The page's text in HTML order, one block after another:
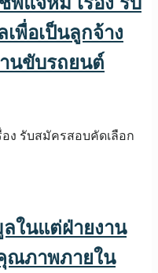
พื่อเป็นลูกจ้าง
นขับรถยนต์
ง รับสมัครสอบคัดเลือก
ในแต่ฝ่ายงาน
ณภาพภายใน